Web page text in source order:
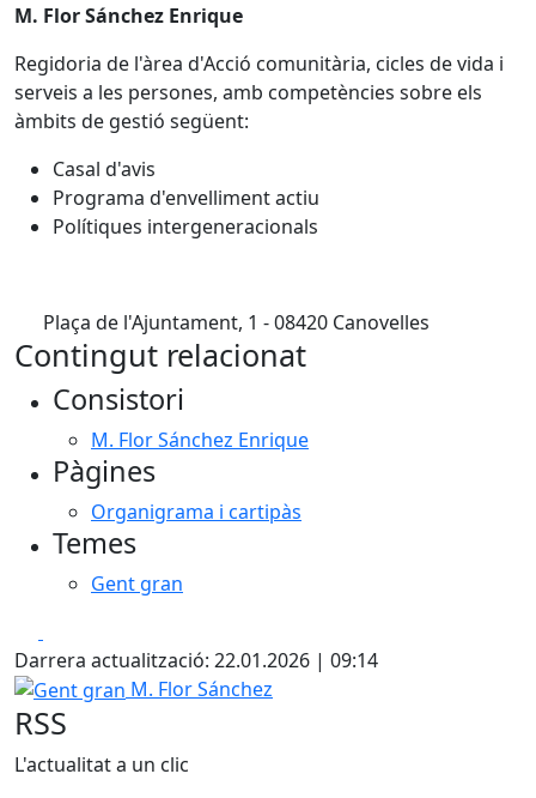
M. Flor Sánchez Enrique
Regidoria de l'àrea d'Acció comunitària, cicles de vida i
serveis a les persones, amb competències sobre els
àmbits de gestió següent:
Casal d'avis
Programa d'envelliment actiu
Polítiques intergeneracionals
Plaça de l'Ajuntament, 1 - 08420 Canovelles
Contingut relacionat
Consistori
M. Flor Sánchez Enrique
Pàgines
Organigrama i cartipàs
Temes
Gent gran
Darrera actualització: 22.01.2026 | 09:14
Gent gran
M. Flor Sánchez
RSS
L'actualitat a un clic